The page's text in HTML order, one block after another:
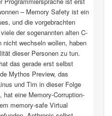
– Memory Safety ist ein
und die vorgebrachten
der sogenannten alten C-
nicht wechseln wollen, haben
dieser Personen zu tun.
das gerade erst selbst
Mythos Preview, das
und Tim in dieser Folge
hat eine Memory-Corruption-
memory-safe Virtual